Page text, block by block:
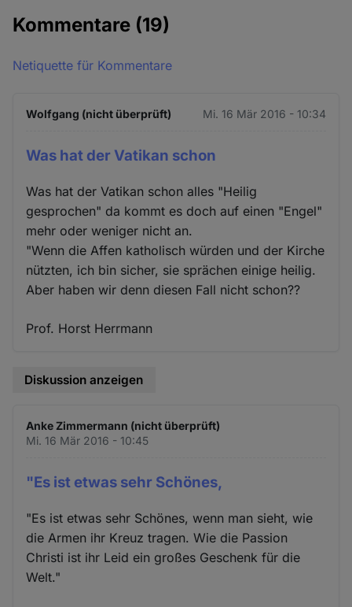
Kommentare (19)
Netiquette für Kommentare
Wolfgang (nicht überprüft) Mi. 16 Mär 2016 - 10:34
Was hat der Vatikan schon
Was hat der Vatikan schon alles "Heilig
gesprochen" da kommt es doch auf einen "Engel"
mehr oder weniger nicht an.
"Wenn die Affen katholisch würden und der Kirche
nützten, ich bin sicher, sie sprächen einige heilig.
Aber haben wir denn diesen Fall nicht schon??
Prof. Horst Herrmann
Diskussion anzeigen
Anke Zimmermann (nicht überprüft)
Mi. 16 Mär 2016 - 10:45
"Es ist etwas sehr Schönes,
"Es ist etwas sehr Schönes, wenn man sieht, wie
die Armen ihr Kreuz tragen. Wie die Passion
Christi ist ihr Leid ein großes Geschenk für die
Welt."